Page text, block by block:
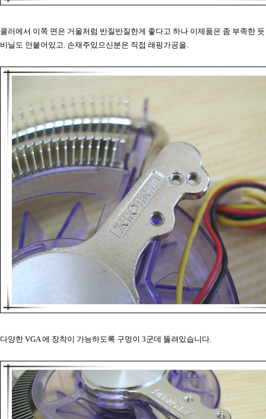
쿨러에서 이쪽 면은 거울처럼 반질반질한게 좋다고 하나 이제품은 좀 부족한
비닐도 안붙어있고. 손재주있으신분은 직접 래핑가공을.
다양한 VGA 에 장착이 가능하도록 구멍이 3군데 뚫려있습니다.